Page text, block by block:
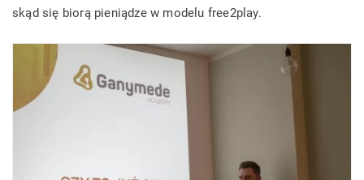
skąd się biorą pieniądze w modelu free2play.